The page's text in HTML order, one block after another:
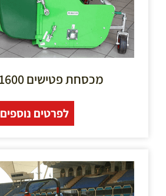
מכסחת פטישים Koala 1600
לפרטים נוספים